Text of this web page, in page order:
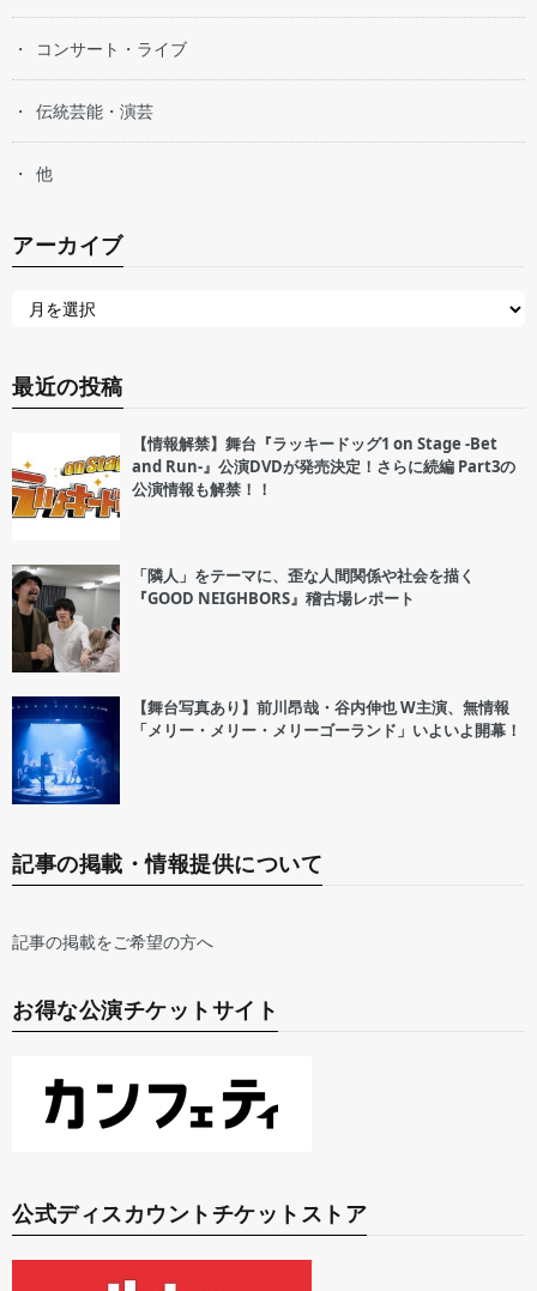
コンサート・ライブ
伝統芸能・演芸
他
アーカイブ
最近の投稿
【情報解禁】舞台『ラッキードッグ1 on Stage -Bet
and Run-』公演DVDが発売決定！さらに続編 Part3の
公演情報も解禁！！
「隣人」をテーマに、歪な人間関係や社会を描く
『GOOD NEIGHBORS』稽古場レポート
【舞台写真あり】前川昂哉・谷内伸也 W主演、無情報
「メリー・メリー・メリーゴーランド」いよいよ開幕！
記事の掲載・情報提供について
記事の掲載をご希望の方へ
お得な公演チケットサイト
公式ディスカウントチケットストア